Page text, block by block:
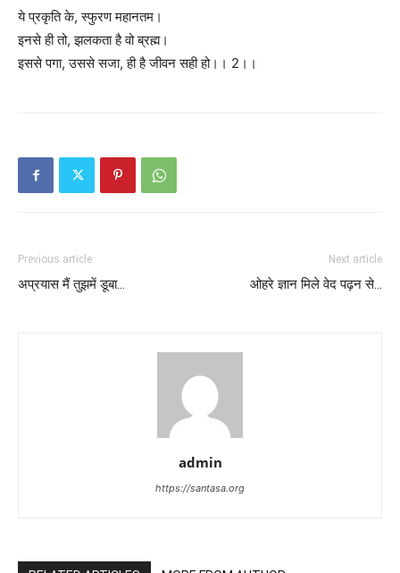
ये प्रकृति के, स्फुरण महानतम।
इनसे ही तो, झलकता है वो ब्रह्म।
इससे पगा, उससे सजा, ही है जीवन सही हो।। 2।।
Previous article
अप्रयास मैं तुझमें डूबा…
Next article
ओहरे ज्ञान मिले वेद पढ़न से…
admin
https://santasa.org